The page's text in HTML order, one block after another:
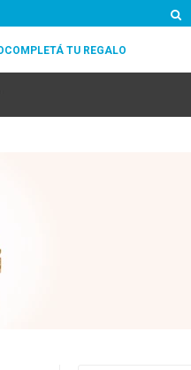
COMPLETÁ TU REGALO